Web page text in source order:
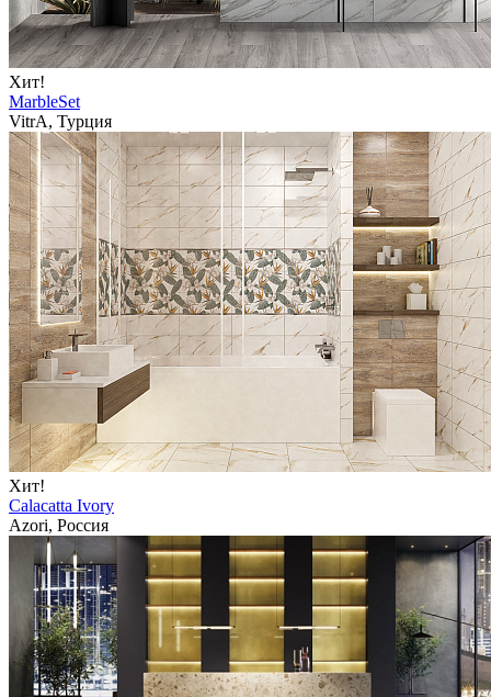
Хит!
MarbleSet
VitrA, Турция
Хит!
Calacatta Ivory
Azori, Россия